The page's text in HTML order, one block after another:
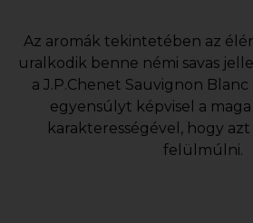
Az aromák tekintetében az
uralkodik benne némi savas
a J.P.Chenet Sauvignon
egyensúlyt képvisel a
karakterességével, hogy
felülmúlni.